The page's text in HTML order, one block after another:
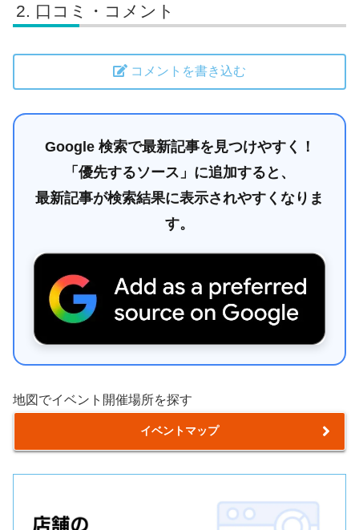
口コミ・コメント
コメントを書き込む
Google 検索で最新記事を見つけやすく！
「優先するソース」に追加すると、
最新記事が検索結果に表示されやすくなりま
す。
地図でイベント開催場所を探す
イベントマップ